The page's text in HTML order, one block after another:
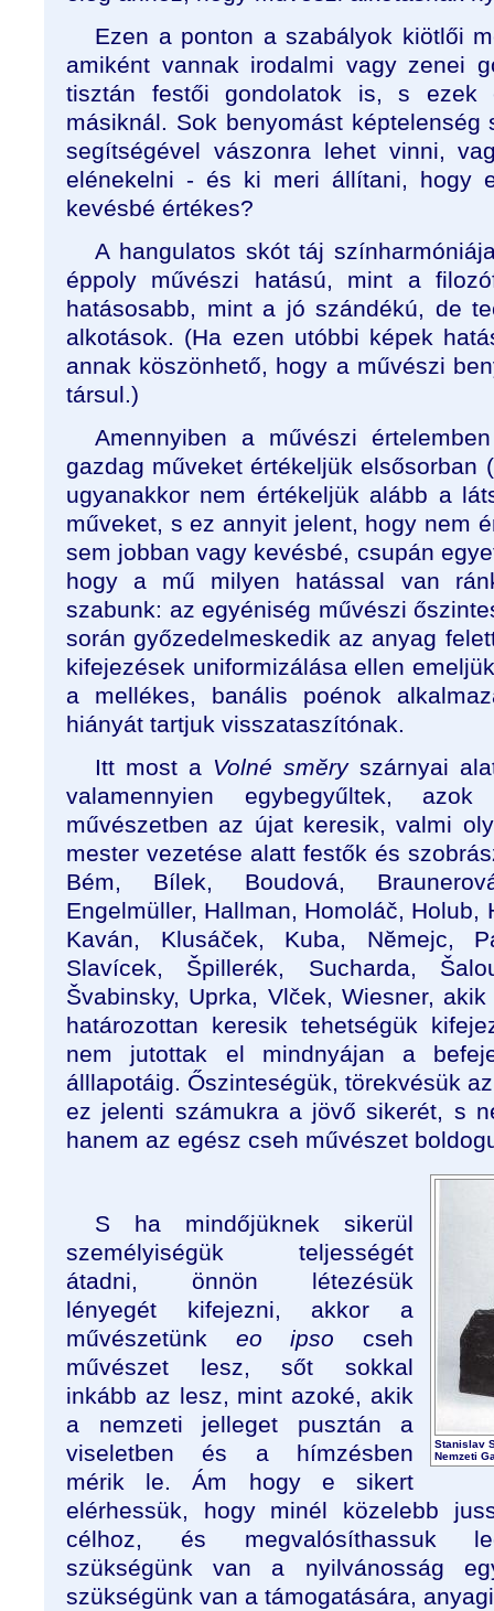
Ezen a ponton a szabályok kiötlői
amiként vannak irodalmi vagy zenei
tisztán festői gondolatok is, s ezek
másiknál. Sok benyomást
segítségével vászonra lehet vinni,
elénekelni - és ki meri állítani, hogy
kevésbé értékes?
A hangulatos skót táj
éppoly művészi hatású, mint a
hatásosabb, mint a jó szándékú, de
alkotások. (Ha ezen utóbbi képek
annak köszönhető, hogy a művészi
társul.)
Amennyiben a művészi
gazdag műveket értékeljük elsősorban
ugyanakkor nem értékeljük alább a
műveket, s ez annyit jelent, hogy nem
sem jobban vagy kevésbé, csupán
hogy a mű milyen hatással van
szabunk: az egyéniség művészi
során győzedelmeskedik az anyag
kifejezések uniformizálása ellen
a mellékes, banális poénok
hiányát tartjuk visszataszítónak.
Itt most a Volné smĕryszárnyai
valamennyien egybegyűltek,
művészetben az újat keresik, valmi
mester vezetése alatt festők és
Bém, Bílek, Boudová,
Engelmüller, Hallman, Homoláč, Holub,
Kaván, Klusáček, Kuba, Nĕmejc,
Slavícek, Špillerék, Sucharda,
Švabinsky, Uprka, Vlček, Wiesner,
határozottan keresik tehetségük
nem jutottak el mindnyájan a
álllapotáig. Őszinteségük, törekvésük
ez jelenti számukra a jövő sikerét, s
hanem az egész cseh művészet
Stanislav
Nemzeti
S ha mindőjüknek sikerül
személyiségük teljességét
átadni, önnön létezésük
lényegét kifejezni, akkor a
művészetünk eo ipso cseh
művészet lesz, sőt sokkal
inkább az lesz, mint azoké, akik
a nemzeti jelleget pusztán a
viseletben és a hímzésben
mérik le. Ám hogy e sikert
elérhessük, hogy minél közelebb
célhoz, és megvalósíthassuk
szükségünk van a nyilvánosság
szükségünk van a támogatására,